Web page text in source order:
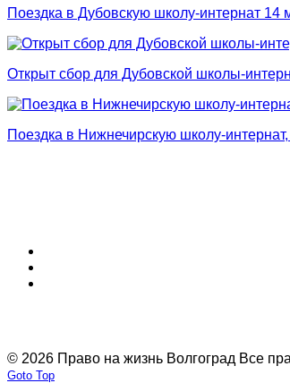
Поездка в Дубовскую школу-интернат 14
Открыт сбор для Дубовской школы-
Поездка в Нижнечирскую школу-
© 2026 Право на жизнь Волгоград Все
Goto Top